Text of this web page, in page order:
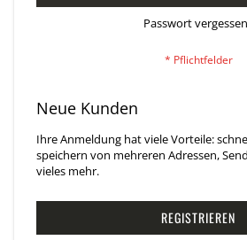
Passwort
Neue Kunden
Ihre Anmeldung hat viele Vorteile:
speichern von mehreren Adressen,
vieles mehr.
REGISTRIEREN